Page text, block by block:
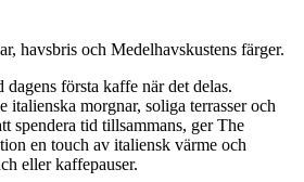
havsbris och Medelhavskustens färger.
första kaffe när det delas.
italienska morgnar, soliga terrasser och
spendera tid tillsammans, ger The
en touch av italiensk värme och
eller kaffepauser.